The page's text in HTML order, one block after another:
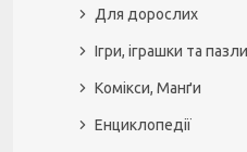
Для дорослих
Ігри, іграшки та пазли
Комікси, Манґи
Енциклопедії